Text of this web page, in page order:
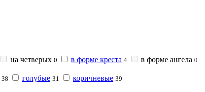
на четверых 0 в форме креста 4 в форме ангела 0
38 голубые 31 коричневые 39